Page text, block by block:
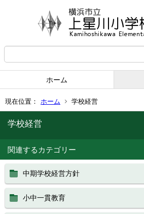
ホーム
現在位置： ホーム 学校経営
学校経営
関連するカテゴリー
中期学校経営方針
小中一貫教育